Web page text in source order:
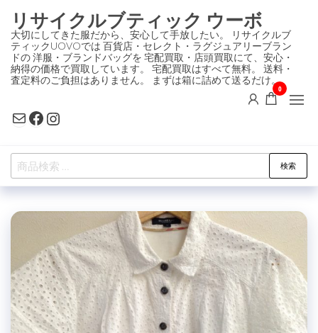
ン
テ
ン
ツ
プ
リサイクルブティック ウーボ
大切にしてきた服だから、安心して手放したい。 リサイクルブ
ティックUOVOでは 百貨店・セレクト・ラグジュアリーブラン
ドの 洋服・ブランドバッグを 宅配買取・店頭買取にて、安心・
納得の価格で買取しています。 宅配買取はすべて無料。 送料・
査定料のご負担はありません。 まずは箱に詰めて送るだけ。
MailFacebook
Instagram
0
検
索
象:
検索